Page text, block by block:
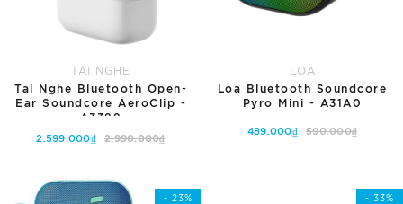
TAI NGHE
Tai Nghe Bluetooth Open-
Ear Soundcore AeroClip -
A3388
2.599.000₫ 2.990.000₫
LOA
Loa Bluetooth Soundcore
Pyro Mini - A31A0
489.000₫ 590.000₫
- 23% - 33%